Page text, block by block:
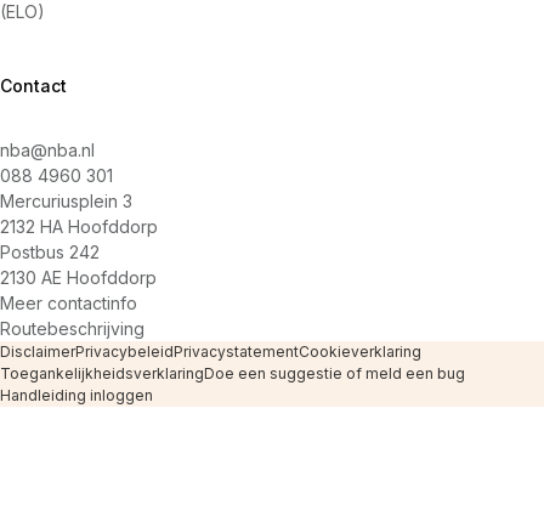
(ELO)
Contact
nba@nba.nl
088 4960 301
Mercuriusplein 3
2132 HA Hoofddorp
Postbus 242
2130 AE Hoofddorp
Meer contactinfo
Routebeschrijving
DisclaimerPrivacybeleidPrivacystatementCookieverklaring
ToegankelijkheidsverklaringDoe een suggestie of meld een bug
Handleiding inloggen